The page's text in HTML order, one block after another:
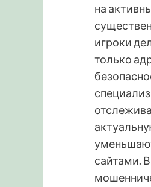
на
игроки
только
сайтами.